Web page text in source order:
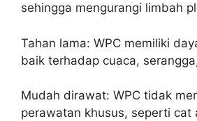
sehingga mengurangi limbah
Tahan lama: WPC memiliki
baik terhadap cuaca,
Mudah dirawat: WPC tidak
perawatan khusus, seperti cat